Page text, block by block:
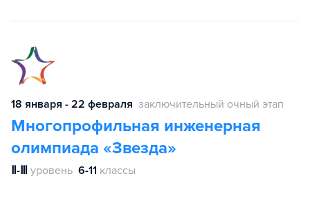
18 января - 22 февраля заключительный очный этап
Многопрофильная инженерная
олимпиада «Звезда»
Ⅱ-Ⅲ уровень 6-11 классы